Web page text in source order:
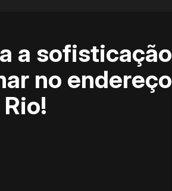
a sofisticação
no endereço